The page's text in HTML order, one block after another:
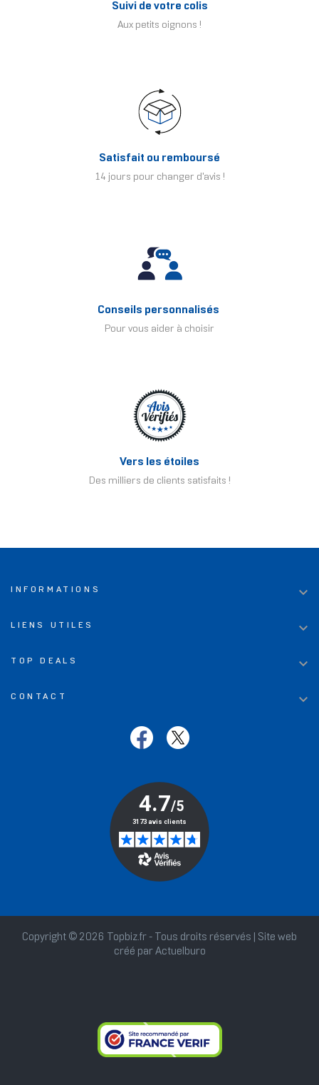
Suivi de votre colis
Aux petits oignons !
Satisfait ou remboursé
14 jours pour changer d'avis !
Conseils personnalisés
Pour vous aider à choisir
Vers les étoiles
Des milliers de clients satisfaits !
INFORMATIONS 
LIENS UTILES 
TOP DEALS 
CONTACT 
Copyright © 2026 Topbiz.fr - Tous droits réservés | Site web
créé par Actuelburo